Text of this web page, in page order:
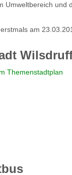
Umweltbereich und
am
Themenstadtplan